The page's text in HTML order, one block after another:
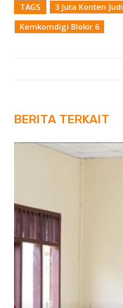
TAGS 3 Juta Konten Judi
Kemkomdigi Blokir 6
BERITA TERKAIT